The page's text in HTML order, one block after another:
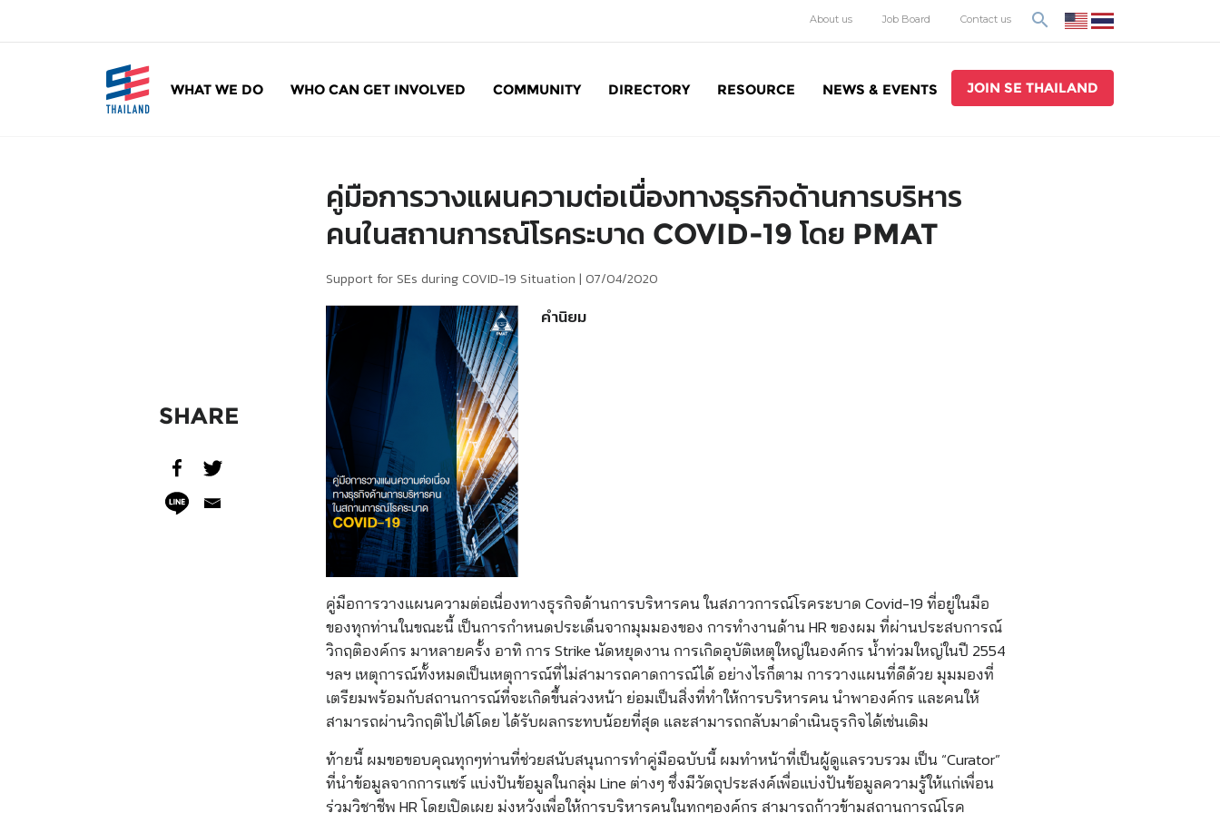
About us Job Board Contact us search
WHAT WE DO WHO CAN GET INVOLVED COMMUNITY DIRECTORY RESOURCE NEWS & EVENTS JOIN SE THAILAND
SHARE
คู่มือการวางแผนความต่อเนื่องทางธุรกิจด้านการบริหาร
คนในสถานการณ์โรคระบาด COVID-19 โดย PMAT
Support for SEs during COVID-19 Situation | 07/04/2020
คำนิยม
คู่มือการวางแผนความต่อเนื่องทางธุรกิจด้านการบริหารคน ในสภาวการณ์โรคระบาด Covid-19 ที่อยู่ในมือ
ของทุกท่านในขณะนี้ เป็นการกำหนดประเด็นจากมุมมองของ การทำงานด้าน HR ของผม ที่ผ่านประสบการณ์
วิกฤติองค์กร มาหลายครั้ง อาทิ การ Strike นัดหยุดงาน การเกิดอุบัติเหตุใหญ่ในองค์กร น้ำท่วมใหญ่ในปี 2554
ฯลฯ เหตุการณ์ทั้งหมดเป็นเหตุการณ์ที่ไม่สามารถคาดการณ์ได้ อย่างไรก็ตาม การวางแผนที่ดีด้วย มุมมองที่
เตรียมพร้อมกับสถานการณ์ที่จะเกิดขึ้นล่วงหน้า ย่อมเป็นสิ่งที่ทำให้การบริหารคน นำพาองค์กร และคนให้
สามารถผ่านวิกฤติไปได้โดย ได้รับผลกระทบน้อยที่สุด และสามารถกลับมาดำเนินธุรกิจได้เช่นเดิม
ท้ายนี้ ผมขอขอบคุณทุกๆท่านที่ช่วยสนับสนุนการทำคู่มือฉบับนี้ ผมทำหน้าที่เป็นผู้ดูแลรวบรวม เป็น “Curator”
ที่นำข้อมูลจากการแชร์ แบ่งปันข้อมูลในกลุ่ม Line ต่างๆ ซึ่งมีวัตถุประสงค์เพื่อแบ่งปันข้อมูลความรู้ให้แก่เพื่อน
ร่วมวิชาชีพ HR โดยเปิดเผย มุ่งหวังเพื่อให้การบริหารคนในทุกๆองค์กร สามารถก้าวข้ามสถานการณ์โรค